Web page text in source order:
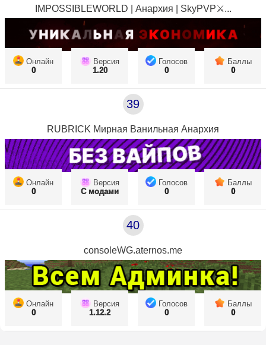
IMPOSSIBLEWORLD | Анархия | SkyPVP⚔...
Онлайн
0
Версия
1.20
Голосов
0
Баллы
0
39
RUBRICK Мирная Ванильная Анархия
Онлайн
0
Версия
С модами
Голосов
0
Баллы
0
40
consoleWG.aternos.me
Онлайн
0
Версия
1.12.2
Голосов
0
Баллы
0